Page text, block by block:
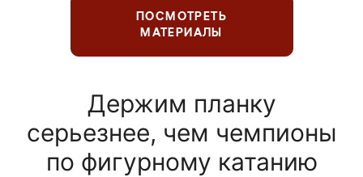
ПОСМОТРЕТЬ
МАТЕРИАЛЫ
Держим планку
серьезнее, чем чемпионы
по фигурному катанию